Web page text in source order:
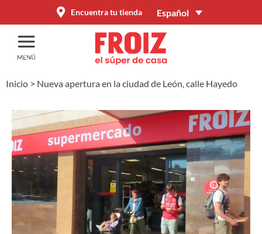
Encuentra tu tienda Español
Inicio > Nueva apertura en la ciudad de León, calle Hayedo